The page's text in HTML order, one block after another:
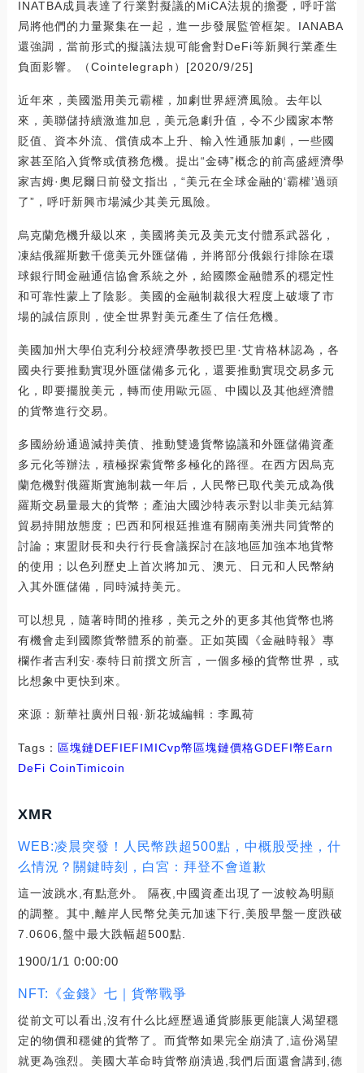
INATBA成員表達了行業對擬議的MiCA法規的擔憂，呼吁當
局將他們的力量聚集在一起，進一步發展監管框架。IANABA
還強調，當前形式的擬議法規可能會對DeFi等新興行業產生
負面影響。（Cointelegraph）[2020/9/25]
近年來，美國濫用美元霸權，加劇世界經濟風險。去年以
來，美聯儲持續激進加息，美元急劇升值，令不少國家本幣
貶值、資本外流、償債成本上升、輸入性通脹加劇，一些國
家甚至陷入貨幣或債務危機。提出“金磚”概念的前高盛經濟學
家吉姆·奧尼爾日前發文指出，“美元在全球金融的‘霸權’過頭
了”，呼吁新興市場減少其美元風險。
烏克蘭危機升級以來，美國將美元及美元支付體系武器化，
凍結俄羅斯數千億美元外匯儲備，并將部分俄銀行排除在環
球銀行間金融通信協會系統之外，給國際金融體系的穩定性
和可靠性蒙上了陰影。美國的金融制裁很大程度上破壞了市
場的誠信原則，使全世界對美元產生了信任危機。
美國加州大學伯克利分校經濟學教授巴里·艾肯格林認為，各
國央行要推動實現外匯儲備多元化，還要推動實現交易多元
化，即要擺脫美元，轉而使用歐元區、中國以及其他經濟體
的貨幣進行交易。
多國紛紛通過減持美債、推動雙邊貨幣協議和外匯儲備資產
多元化等辦法，積極探索貨幣多極化的路徑。在西方因烏克
蘭危機對俄羅斯實施制裁一年后，人民幣已取代美元成為俄
羅斯交易量最大的貨幣；產油大國沙特表示對以非美元結算
貿易持開放態度；巴西和阿根廷推進有關南美洲共同貨幣的
討論；東盟財長和央行行長會議探討在該地區加強本地貨幣
的使用；以色列歷史上首次將加元、澳元、日元和人民幣納
入其外匯儲備，同時減持美元。
可以想見，隨著時間的推移，美元之外的更多其他貨幣也將
有機會走到國際貨幣體系的前臺。正如英國《金融時報》專
欄作者吉利安·泰特日前撰文所言，一個多極的貨幣世界，或
比想象中更快到來。
來源：新華社廣州日報·新花城編輯：李鳳荷
Tags： 區塊鏈DEFIEFIMICvp幣區塊鏈價格GDEFI幣Earn
DeFi CoinTimicoin
XMR
WEB:凌晨突發！人民幣跌超500點，中概股受挫，什
么情況？關鍵時刻，白宮：拜登不會道歉
這一波跳水,有點意外。 隔夜,中國資產出現了一波較為明顯
的調整。其中,離岸人民幣兌美元加速下行,美股早盤一度跌破
7.0606,盤中最大跌幅超500點.
1900/1/1 0:00:00
NFT:《金錢》七｜貨幣戰爭
從前文可以看出,沒有什么比經歷過通貨膨脹更能讓人渴望穩
定的物價和穩健的貨幣了。而貨幣如果完全崩潰了,這份渴望
就更為強烈。美國大革命時貨幣崩潰過,我們后面還會講到,德